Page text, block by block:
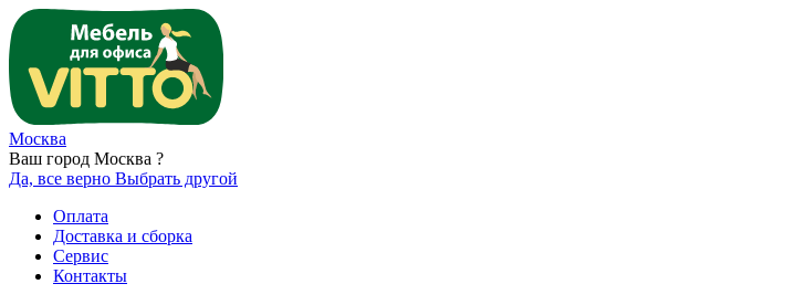
Москва
Ваш город Москва ?
Да, все верно Выбрать другой
Оплата
Доставка и сборка
Сервис
Контакты